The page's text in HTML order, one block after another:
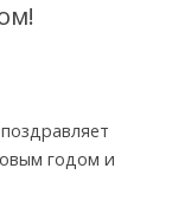
годом и